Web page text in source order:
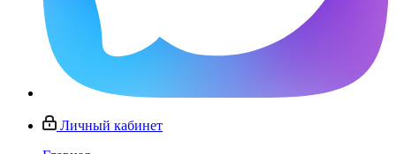
Личный кабинет